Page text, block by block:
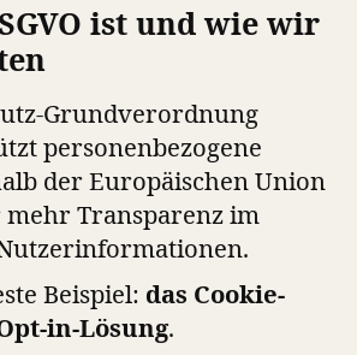
ist und wie wir
Grundverordnung
personenbezogene
der Europäischen Union
Transparenz im
Beispiel: das Cookie-
in-Lösung.